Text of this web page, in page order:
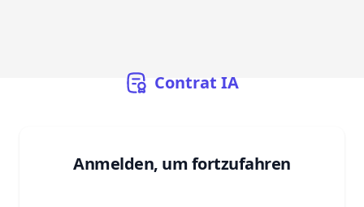
Contrat IA
Anmelden, um fortzufahren